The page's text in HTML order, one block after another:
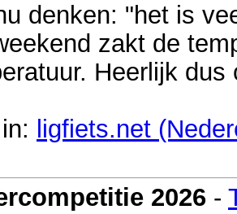
denken: "het is
zakt de
Heerlijk
ligfiets.net
2026 -